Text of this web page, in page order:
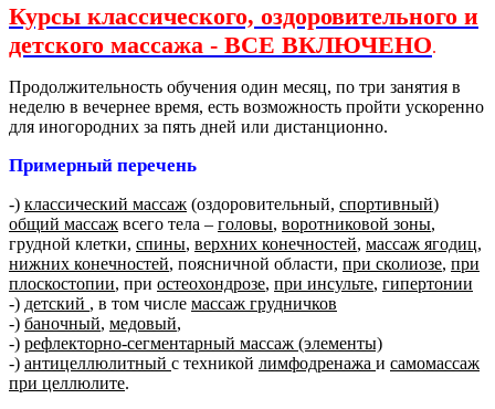
Курсы классического, оздоровительного и
детского массажа - ВСЕ ВКЛЮЧЕНО.
Продолжительность обучения один месяц, по три занятия в
неделю в вечернее время, есть возможность пройти ускоренно
для иногородних за пять дней или дистанционно.
Примерный перечень
-) классический массаж (оздоровительный, спортивный)
общий массаж всего тела – головы, воротниковой зоны,
грудной клетки, спины, верхних конечностей, массаж ягодиц,
нижних конечностей, поясничной области, при сколиозе, при
плоскостопии, при остеохондрозе, при инсульте, гипертонии
-) детский , в том числе массаж грудничков
-) баночный, медовый,
-) рефлекторно-сегментарный массаж (элементы)
-) антицеллюлитный с техникой лимфодренажа и самомассаж
при целлюлите.